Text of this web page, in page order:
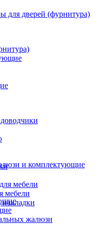
для дверей (фурнитура)
мебели
мебели
накладки
и комплектующие
жалюзи